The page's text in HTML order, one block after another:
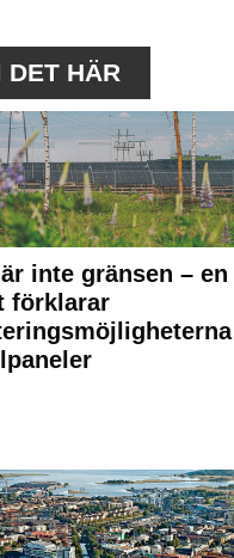
DET HÄR
inte gränsen – en
förklarar